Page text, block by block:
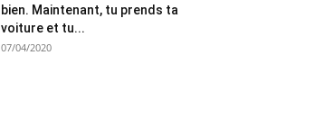
bien. Maintenant, tu prends ta
voiture et tu...
07/04/2020